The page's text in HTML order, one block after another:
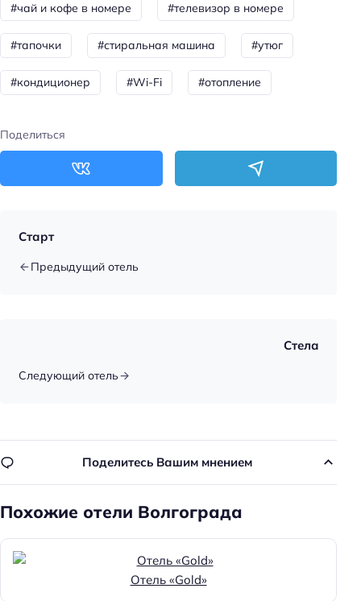
Парковка
Бесплатная
Парковка
Wi-fi
Парковка
Кондиционер в номере
#чай и кофе в номере #телевизор в номере
#тапочки #стиральная машина #утюг
#кондиционер #Wi-Fi #отопление
Поделиться
Старт
Предыдущий отель
Стела
Следующий отель
Поделитесь Вашим мнением
Похожие отели Волгограда
Отель «Gold»